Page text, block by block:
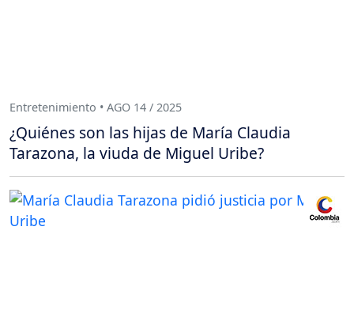
Entretenimiento • AGO 14 / 2025
¿Quiénes son las hijas de María Claudia
Tarazona, la viuda de Miguel Uribe?